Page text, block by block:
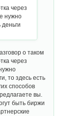
через
нужно
о таком
через
то здесь есть
способов
вы.
быть биржи